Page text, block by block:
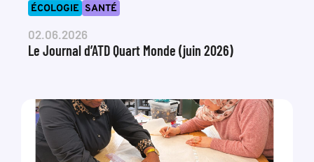
ÉCOLOGIE SANTÉ
02.06.2026
Le Journal d’ATD Quart Monde (juin 2026)